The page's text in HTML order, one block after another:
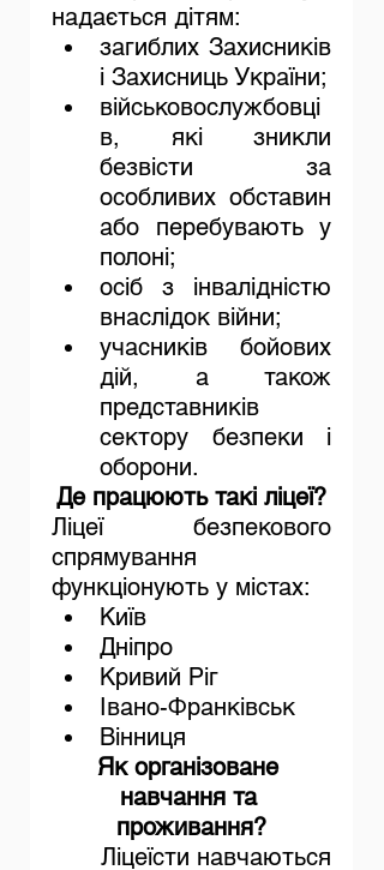
надається дітям:
загиблих Захисників
і Захисниць України;
військовослужбовці
в, які зникли
безвісти за
особливих обставин
або перебувають у
полоні;
осіб з інвалідністю
внаслідок війни;
учасників бойових
дій, а також
представників
сектору безпеки і
оборони.
Де працюють такі ліцеї?
Ліцеї безпекового
спрямування
функціонують у містах:
Київ
Дніпро
Кривий Ріг
Івано-Франківськ
Вінниця
Як організоване
навчання та
проживання?